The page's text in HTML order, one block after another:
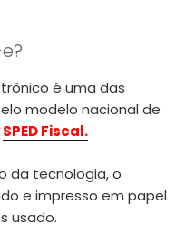
é uma das
modelo nacional de
SPED Fiscal.
da tecnologia, o
e impresso em papel
usado.